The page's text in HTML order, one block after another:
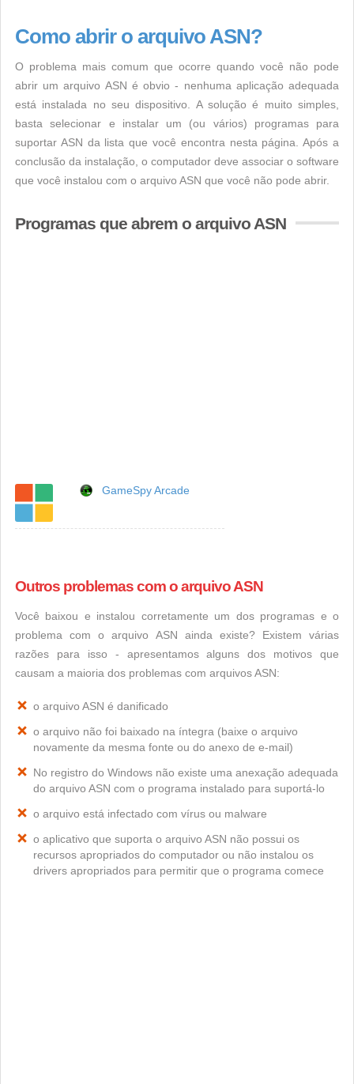
Como abrir o arquivo ASN?
O problema mais comum que ocorre quando você não pode
abrir um arquivo ASN é obvio - nenhuma aplicação adequada
está instalada no seu dispositivo. A solução é muito simples,
basta selecionar e instalar um (ou vários) programas para
suportar ASN da lista que você encontra nesta página. Após a
conclusão da instalação, o computador deve associar o software
que você instalou com o arquivo ASN que você não pode abrir.
Programas que abrem o arquivo ASN
GameSpy Arcade
Outros problemas com o arquivo ASN
Você baixou e instalou corretamente um dos programas e o
problema com o arquivo ASN ainda existe? Existem várias
razões para isso - apresentamos alguns dos motivos que
causam a maioria dos problemas com arquivos ASN:
o arquivo ASN é danificado
o arquivo não foi baixado na íntegra (baixe o arquivo
novamente da mesma fonte ou do anexo de e-mail)
No registro do Windows não existe uma anexação adequada
do arquivo ASN com o programa instalado para suportá-lo
o arquivo está infectado com vírus ou malware
o aplicativo que suporta o arquivo ASN não possui os
recursos apropriados do computador ou não instalou os
drivers apropriados para permitir que o programa comece